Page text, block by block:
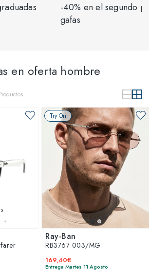
-40% en el segundo
gafas
en oferta hombre
Try On
Ray-Ban
RB3767 003/MG
169,40€
Entrega Martes 11 Agosto